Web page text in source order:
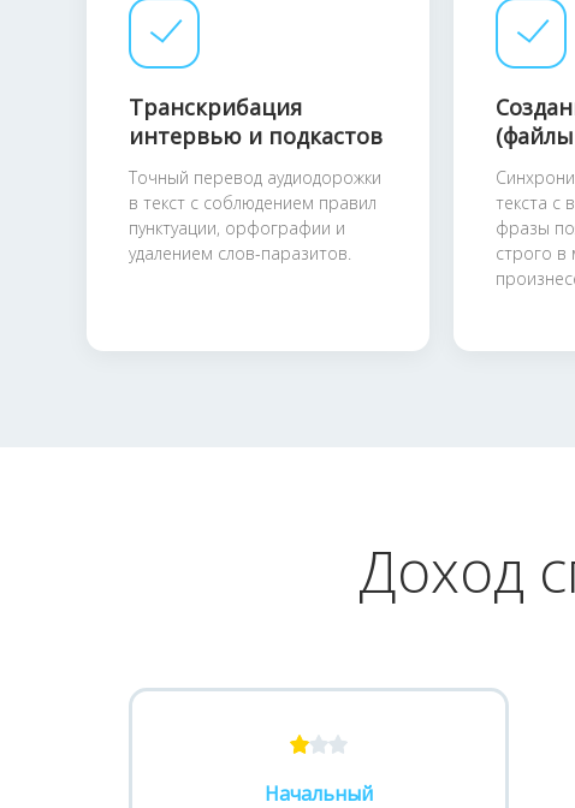
Транскрибация
интервью и подкастов
Точный перевод аудиодорожки
в текст с соблюдением правил
пунктуации, орфографии и
удалением слов-паразитов.
текста с
фразы
строго в
Доход
Начальный